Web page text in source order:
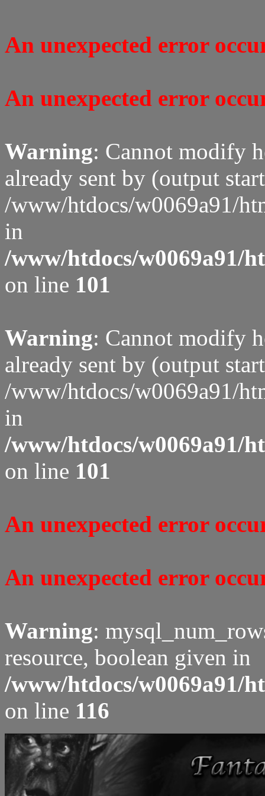
An unexpected error
An unexpected error
Warning: Cannot modify
already sent by (output
/www/htdocs/w0069a91/
in
/www/htdocs/w0069a91/
on line 101
Warning: Cannot modify
already sent by (output
/www/htdocs/w0069a91/
in
/www/htdocs/w0069a91/
on line 101
An unexpected error
An unexpected error
Warning:
resource, boolean given in
/www/htdocs/w0069a91/
on line 116